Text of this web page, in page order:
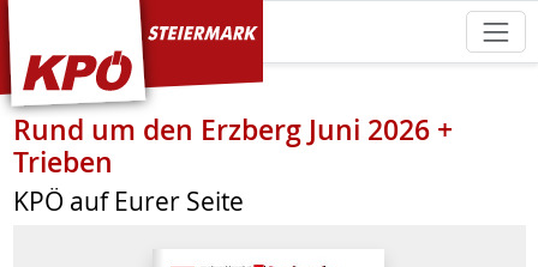
KPÖ Steiermark
Rund um den Erzberg Juni 2026 +
Trieben
KPÖ auf Eurer Seite